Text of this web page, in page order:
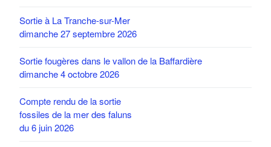
Sortie à La Tranche-sur-Mer
dimanche 27 septembre 2026
Sortie fougères dans le vallon de la Baffardière
dimanche 4 octobre 2026
Compte rendu de la sortie
fossiles de la mer des faluns
du 6 juin 2026